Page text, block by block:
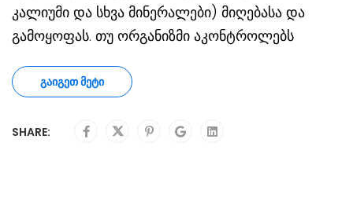
კალიუმი და სხვა მინერალები) მიღებასა და
გამოყოფას. თუ ორგანიზმი აკონტროლებს
ᲒᲐᲘᲒᲔᲗ ᲛᲔᲢᲘ
SHARE: